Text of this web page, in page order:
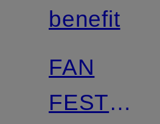
benefit
FAN
FEST